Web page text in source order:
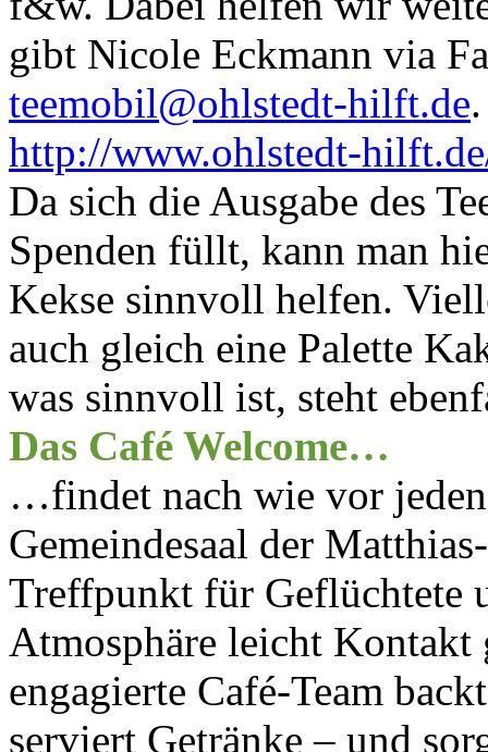
gibt Nicole Eckmann via
teemobil@ohlstedt-hilft.de
http://www.ohlstedt-
Da sich die Ausgabe des
Spenden füllt, kann man
Kekse sinnvoll helfen.
auch gleich eine Palette
was sinnvoll ist, steht
Das Café Welcome…
…findet nach wie vor
Gemeindesaal der
Treffpunkt für Geflüchtete
Atmosphäre leicht Kontakt
engagierte Café-Team
serviert Getränke – und